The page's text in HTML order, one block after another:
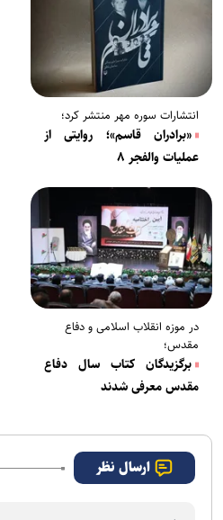
انتشارات سوره مهر منتشر کرد؛
«برادران قاسم»؛ روایتی از
عملیات والفجر ۸
در موزه انقلاب اسلامی و دفاع
مقدس؛
برگزیدگان کتاب سال دفاع
مقدس معرفی شدند
ارسال نظر